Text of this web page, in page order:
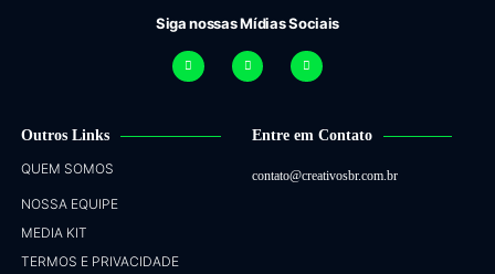
Siga nossas Mídias Sociais
Outros Links
QUEM SOMOS
NOSSA EQUIPE
MEDIA KIT
TERMOS E PRIVACIDADE
Entre em Contato
contato@creativosbr.com.br